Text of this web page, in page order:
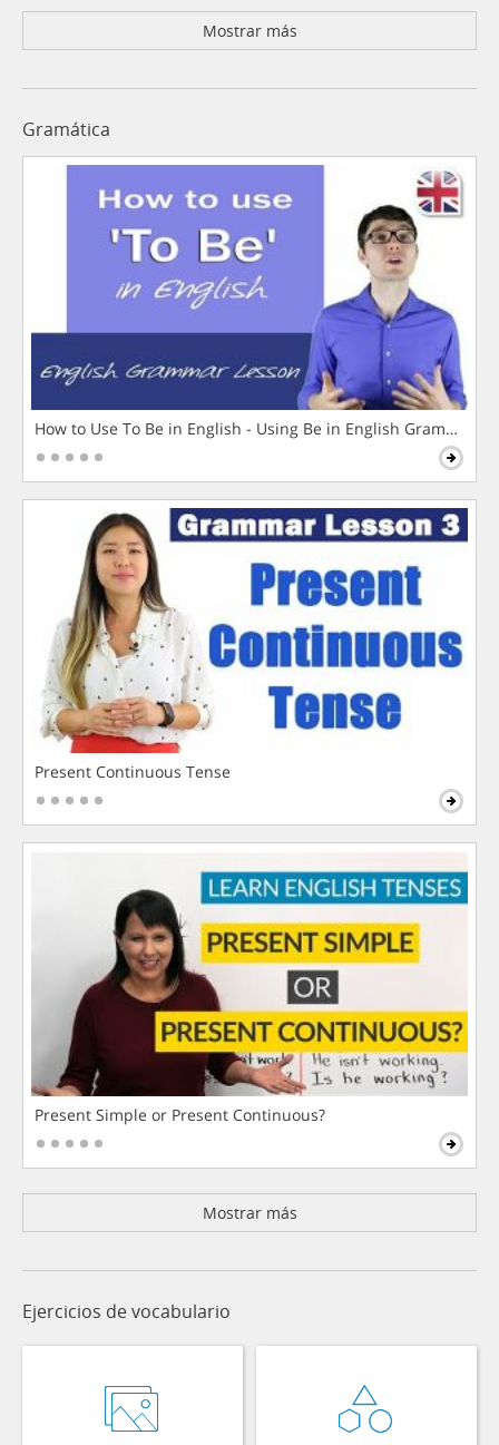
Mostrar más
Gramática
How to Use To Be in English - Using Be in English Grammar
Present Continuous Tense
Present Simple or Present Continuous?
Mostrar más
Ejercicios de vocabulario